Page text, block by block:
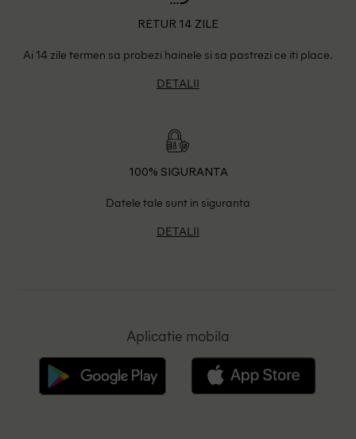
RETUR 14 ZILE
Ai 14 zile termen sa probezi hainele si sa pastrezi ce iti place.
DETALII
100% SIGURANTA
Datele tale sunt in siguranta
DETALII
Aplicatie mobila